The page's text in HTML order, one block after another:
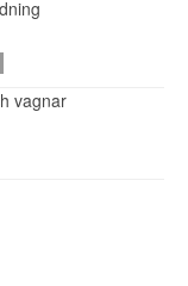
vagnar